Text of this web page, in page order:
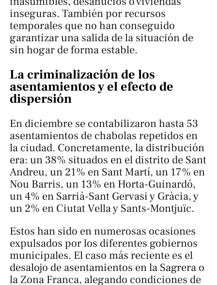
inseguras. También por recursos
temporales que no han conseguido
garantizar una salida de la situación de
sin hogar de forma estable.
La criminalización de los
asentamientos y el efecto de
dispersión
En diciembre se contabilizaron hasta 53
asentamientos de chabolas repetidos en
la ciudad. Concretamente, la distribución
era: un 38% situados en el distrito de Sant
Andreu, un 21% en Sant Martí, un 17% en
Nou Barris, un 13% en Horta-Guinardó,
un 4% en Sarrià-Sant Gervasi y Gràcia, y
un 2% en Ciutat Vella y Sants-Montjuïc.
Estos han sido en numerosas ocasiones
expulsados por los diferentes gobiernos
municipales. El caso más reciente es el
desalojo de asentamientos en la Sagrera o
la Zona Franca, alegando condiciones de